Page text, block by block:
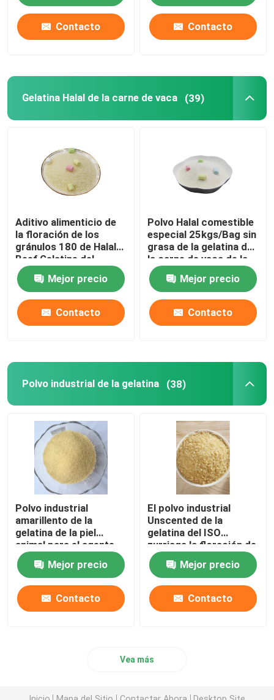
Noticias
Polvo de la gelatina de la categoría alimenticia
Polvo puro de la gelatina
Gelatina Halal de la carne de vaca
Polvo industrial de la gelatina
Gelatina técnica
Polvo de la gelatina de la carne de vaca
Polvo bovino de la gelatina
Pegamento animal del hueso
Polvo de la gelatina del cerdo
Gelatina del ganado
Contacto Contacto
Gelatina Halal de la carne de vaca (39)
Aditivo alimenticio de
la floración de los
gránulos 180 de Halal
Beef Gelatine del
agente del espesante
Mejor precio
Contacto
Polvo Halal comestible
especial 25kgs/Bag sin
grasa de la gelatina de
la carne de vaca de la
comida
Mejor precio
Contacto
Polvo industrial de la gelatina (38)
Polvo industrial
amarillento de la
gelatina de la piel
animal para el agente
adhesivo
Mejor precio
Contacto
El polvo industrial
Unscented de la
gelatina del ISO
zurriaga la floración de
la gelatina 120
Mejor precio
Contacto
Vea más